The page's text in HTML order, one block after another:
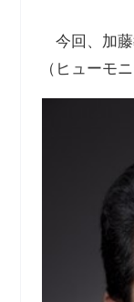
今回、加
（ヒューモ